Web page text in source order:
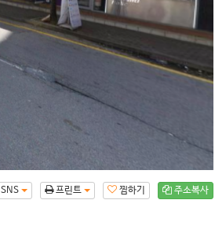
주소복사
찜하기
프린트
SNS